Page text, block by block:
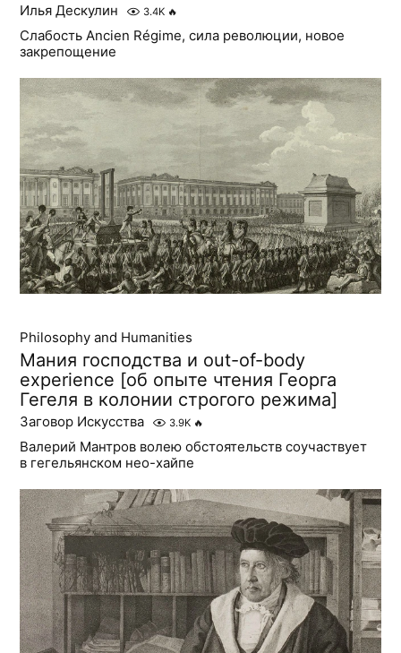
Илья Дескулин 3.4K 🔥
Слабость Ancien Régime, сила революции, новое
закрепощение
Philosophy and Humanities
Мания господства и out-of-body
experience [об опыте чтения Георга
Гегеля в колонии строгого режима]
Заговор Искусства 3.9K 🔥
Валерий Мантров волею обстоятельств соучаствует
в гегельянском нео-хайпе